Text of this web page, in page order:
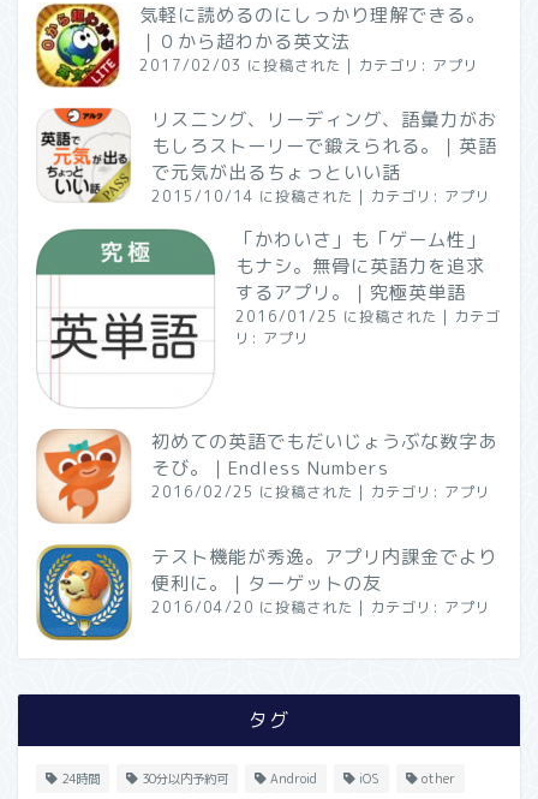
気軽に読めるのにしっかり理解できる。
｜０から超わかる英文法
2017/02/03 に投稿された | カテゴリ: アプリ
リスニング、リーディング、語彙力がお
もしろストーリーで鍛えられる。｜英語
で元気が出るちょっといい話
2015/10/14 に投稿された | カテゴリ: アプリ
「かわいさ」も「ゲーム性」
もナシ。無骨に英語力を追求
するアプリ。｜究極英単語
2016/01/25 に投稿された | カテゴ
リ: アプリ
初めての英語でもだいじょうぶな数字あ
そび。｜Endless Numbers
2016/02/25 に投稿された | カテゴリ: アプリ
テスト機能が秀逸。アプリ内課金でより
便利に。｜ターゲットの友
2016/04/20 に投稿された | カテゴリ: アプリ
タグ
24時間 30分以内予約可 Android iOS other